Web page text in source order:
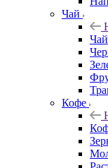
Чай
Чай
Кофе